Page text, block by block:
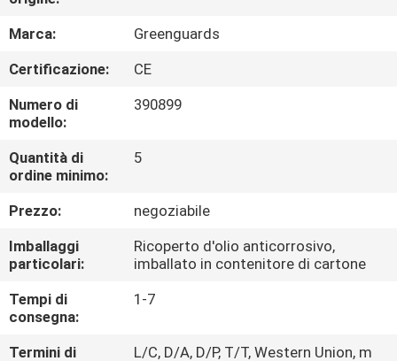
DELLA
FABBRICA
CONTROLLO
DI
QUALITÀ
CONTATTICI
NOTIZIE
RICHIEDA
UNA
Marca:
Greenguards
Certificazione:
CE
Numero di
modello:
390899
Quantità di
ordine minimo:
5
Prezzo:
negoziabile
Imballaggi
particolari:
Ricoperto d'olio anticorrosivo,
imballato in contenitore di cartone
Tempi di
consegna:
1-7
Termini di
L/C, D/A, D/P, T/T, Western Union, m